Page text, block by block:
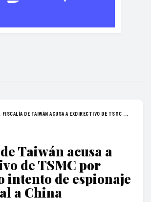
› FISCALÍA DE TAIWÁN ACUSA A EXDIRECTIVO DE TSMC ...
Taiwán acusa a
de TSMC por
intento de espionaje
a China